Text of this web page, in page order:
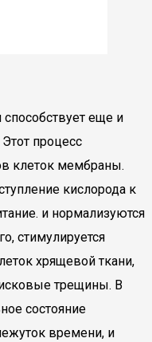
еще и
процесс
клеток мембраны.
кислорода к
и нормализуются
стимулируется
хрящевой ткани,
трещины. В
состояние
времени, и